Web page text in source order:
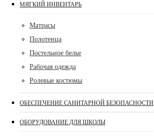
МЯГКИЙ ИНВЕНТАРЬ
Матрасы
Полотенца
Постельное белье
Рабочая одежда
Ролевые костюмы
ОБЕСПЕЧЕНИЕ САНИТАРНОЙ БЕЗОПАСНОСТИ
ОБОРУДОВАНИЕ ДЛЯ ШКОЛЫ